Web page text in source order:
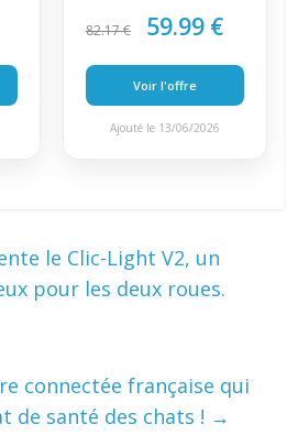
82.17 € 59.99 €
Voir l'offre
Ajouté le 13/06/2026
le Clic-Light V2, un
pour les deux roues.
connectée française qui
de santé des chats ! →